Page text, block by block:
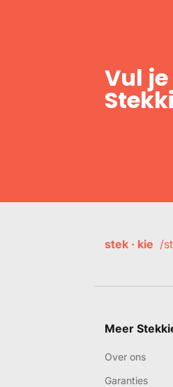
Vul
stek · kie /
Meer
Over ons
Garanties